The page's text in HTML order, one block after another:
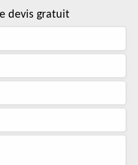
devis gratuit